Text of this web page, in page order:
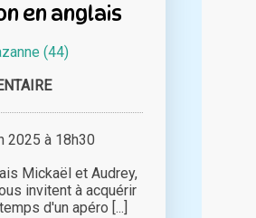
en anglais
(44)
à 18h30
Mickaël et Audrey,
invitent à acquérir
d'un apéro [...]